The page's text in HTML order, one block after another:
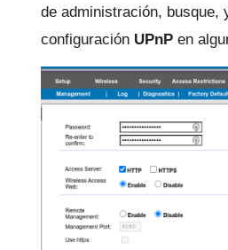
de administración, busque,
configuración UPnP en